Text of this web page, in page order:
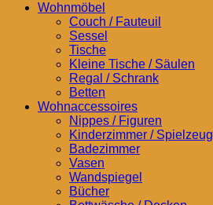
Wohnmöbel
Couch / Fauteuil
Sessel
Tische
Kleine Tische / Säulen
Regal / Schrank
Betten
Wohnaccessoires
Nippes / Figuren
Kinderzimmer / Spielzeug
Badezimmer
Vasen
Wandspiegel
Bücher